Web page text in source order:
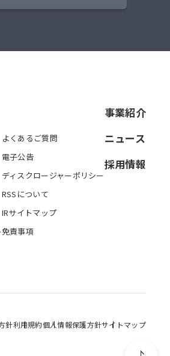
よくあるご質問
電子公告
ディスクロージャーポリシー
RSSについて
IRサイトマップ
免責事項
事業紹介
ニュース
採用情報
針利用規約個人情報保護方針サイトマップ